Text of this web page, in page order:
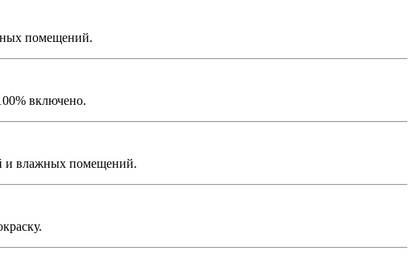
помещений.
включено.
и влажных помещений.